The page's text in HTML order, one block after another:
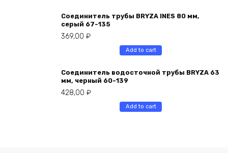
Соединитель трубы BRYZA INES 80 мм,
серый 67-135
369,00 ₽
Add to cart
Соединитель водосточной трубы BRYZA 63
мм, черный 60-139
428,00 ₽
Add to cart